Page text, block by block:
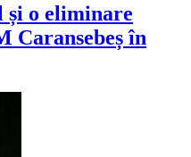
și o eliminare
Caransebeș în